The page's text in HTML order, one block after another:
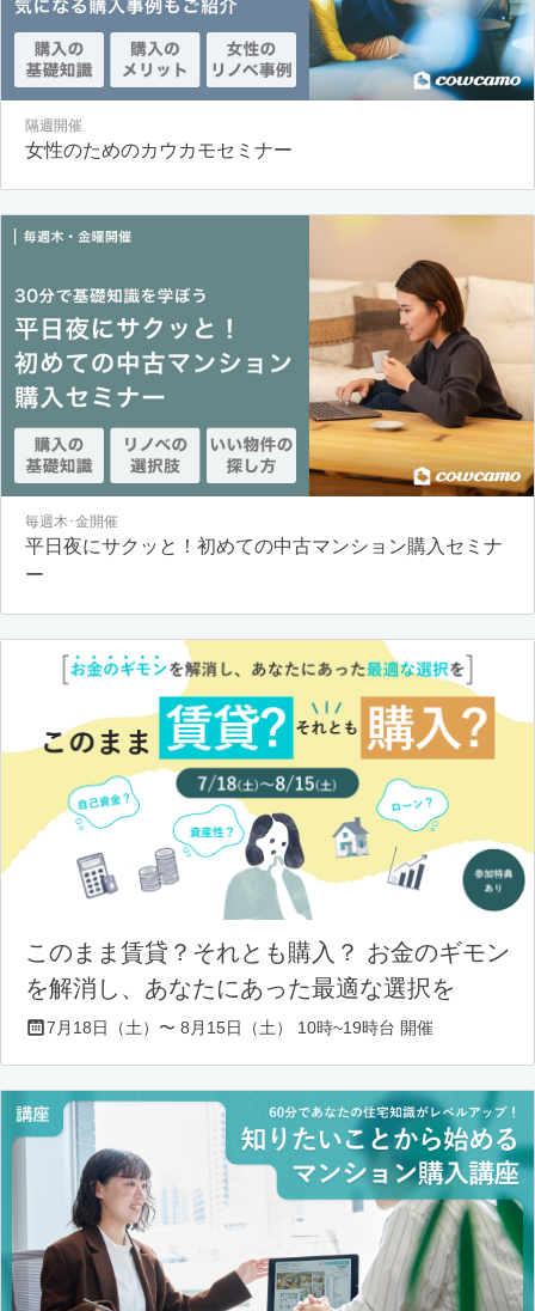
隔週開催
女性のためのカウカモセミナー
毎週木･金開催
平日夜にサクッと！初めての中古マンション購入セミナ
ー
このまま賃貸？それとも購入？ お金のギモン
を解消し、あなたにあった最適な選択を
7月18日（土）〜 8月15日（土） 10時~19時台 開催